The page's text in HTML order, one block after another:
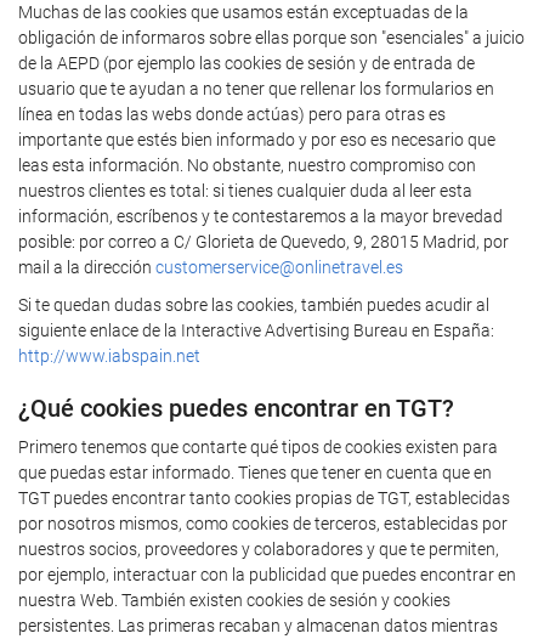
Muchas de las cookies que usamos están exceptuadas de la
obligación de informaros sobre ellas porque son "esenciales" a juicio
de la AEPD (por ejemplo las cookies de sesión y de entrada de
usuario que te ayudan a no tener que rellenar los formularios en
línea en todas las webs donde actúas) pero para otras es
importante que estés bien informado y por eso es necesario que
leas esta información. No obstante, nuestro compromiso con
nuestros clientes es total: si tienes cualquier duda al leer esta
información, escríbenos y te contestaremos a la mayor brevedad
posible: por correo a C/ Glorieta de Quevedo, 9, 28015 Madrid, por
mail a la dirección customerservice@onlinetravel.es
Si te quedan dudas sobre las cookies, también puedes acudir al
siguiente enlace de la Interactive Advertising Bureau en España:
http://www.iabspain.net
¿Qué cookies puedes encontrar en TGT?
Primero tenemos que contarte qué tipos de cookies existen para
que puedas estar informado. Tienes que tener en cuenta que en
TGT puedes encontrar tanto cookies propias de TGT, establecidas
por nosotros mismos, como cookies de terceros, establecidas por
nuestros socios, proveedores y colaboradores y que te permiten,
por ejemplo, interactuar con la publicidad que puedes encontrar en
nuestra Web. También existen cookies de sesión y cookies
persistentes. Las primeras recaban y almacenan datos mientras